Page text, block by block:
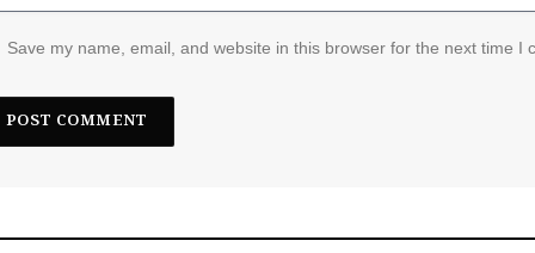
Save my name, email, and website in this browser for the next time I